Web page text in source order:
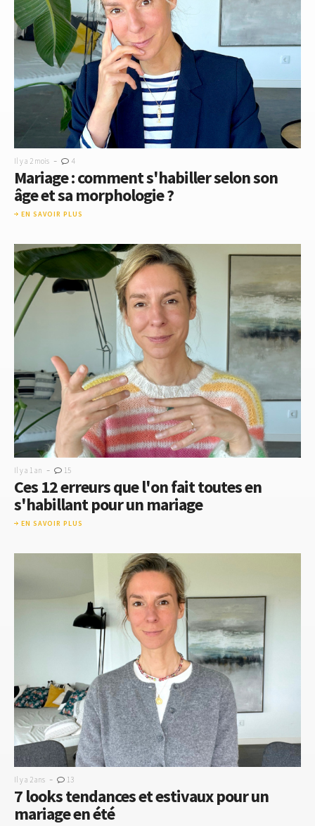
Il y a 2 mois - 4
Mariage : comment s'habiller selon son
âge et sa morphologie ?
EN SAVOIR PLUS
Il y a 1 an - 15
Ces 12 erreurs que l'on fait toutes en
s'habillant pour un mariage
EN SAVOIR PLUS
Il y a 2 ans - 13
7 looks tendances et estivaux pour un
mariage en été